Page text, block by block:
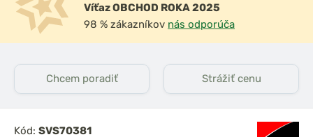
Víťaz OBCHOD ROKA 2025
98 % zákazníkov nás odporúča
Chcem poradiť Strážiť cenu
Kód: SVS70381